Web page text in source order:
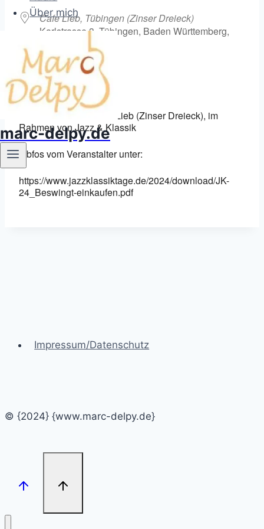
Über mich
marc-delpy.de
Cafe Lieb, Tübingen (Zinser Dreieck)
Karlstrasse 3, Tübingen, Baden Württemberg,
Karte nicht verfügbar
Im freien vor dem Cafe Lieb (Zinser Dreieck), im
Rahmen von Jazz & Klassik
Inbfos vom Veranstalter unter:
https://www.jazzklassiktage.de/2024/download/JK-
24_Beswingt-einkaufen.pdf
Impressum/Datenschutz
© {2024} {www.marc-delpy.de}